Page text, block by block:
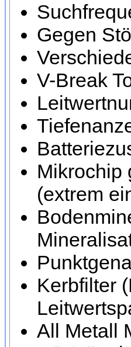
Gegen
V-Break
Mikrochip
(extrem
Kerbfilter
All Metall